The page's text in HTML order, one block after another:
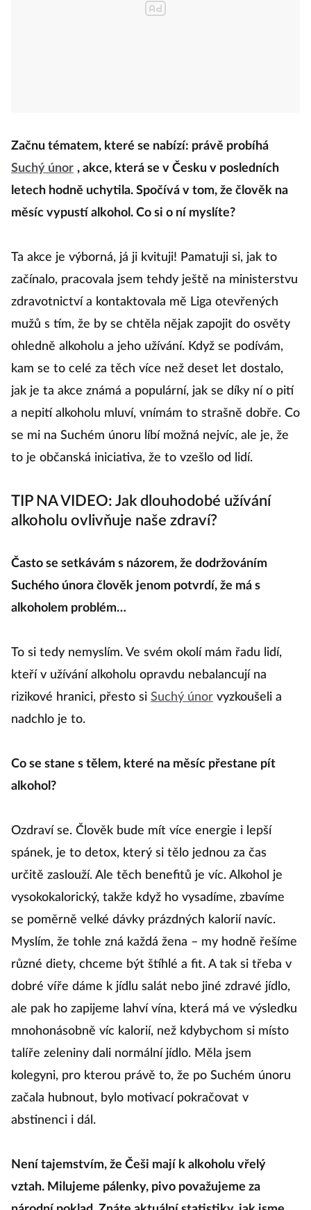
Začnu tématem, které se nabízí: právě probíhá
Suchý únor , akce, která se v Česku v posledních
letech hodně uchytila. Spočívá v tom, že člověk na
měsíc vypustí alkohol. Co si o ní myslíte?
Ta akce je výborná, já ji kvituji! Pamatuji si, jak to
začínalo, pracovala jsem tehdy ještě na ministerstvu
zdravotnictví a kontaktovala mě Liga otevřených
mužů s tím, že by se chtěla nějak zapojit do osvěty
ohledně alkoholu a jeho užívání. Když se podívám,
kam se to celé za těch více než deset let dostalo,
jak je ta akce známá a populární, jak se díky ní o pití
a nepití alkoholu mluví, vnímám to strašně dobře. Co
se mi na Suchém únoru líbí možná nejvíc, ale je, že
to je občanská iniciativa, že to vzešlo od lidí.
TIP NA VIDEO: Jak dlouhodobé užívání
alkoholu ovlivňuje naše zdraví?
Často se setkávám s názorem, že dodržováním
Suchého února člověk jenom potvrdí, že má s
alkoholem problém…
To si tedy nemyslím. Ve svém okolí mám řadu lidí,
kteří v užívání alkoholu opravdu nebalancují na
rizikové hranici, přesto si Suchý únor vyzkoušeli a
nadchlo je to.
Co se stane s tělem, které na měsíc přestane pít
alkohol?
Ozdraví se. Člověk bude mít více energie i lepší
spánek, je to detox, který si tělo jednou za čas
určitě zaslouží. Ale těch benefitů je víc. Alkohol je
vysokokalorický, takže když ho vysadíme, zbavíme
se poměrně velké dávky prázdných kalorií navíc.
Myslím, že tohle zná každá žena – my hodně řešíme
různé diety, chceme být štíhlé a fit. A tak si třeba v
dobré víře dáme k jídlu salát nebo jiné zdravé jídlo,
ale pak ho zapijeme lahví vína, která má ve výsledku
mnohonásobně víc kalorií, než kdybychom si místo
talíře zeleniny dali normální jídlo. Měla jsem
kolegyni, pro kterou právě to, že po Suchém únoru
začala hubnout, bylo motivací pokračovat v
abstinenci i dál.
Není tajemstvím, že Češi mají k alkoholu vřelý
vztah. Milujeme pálenky, pivo považujeme za